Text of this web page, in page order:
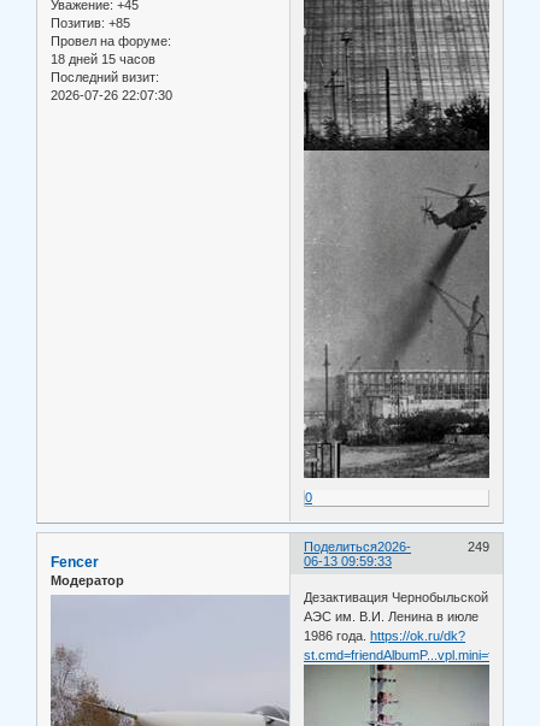
Уважение: +45
Позитив: +85
Провел на форуме:
18 дней 15 часов
Последний визит:
2026-07-26 22:07:30
0
Поделиться 249
2026-
06-13 09:59:33
Fencer
Модератор
Дезактивация Чернобыльской
АЭС им. В.И. Ленина в июле
1986 года.https://ok.ru/dk?
st.cmd=friendAlbumP...vpl.mini=false